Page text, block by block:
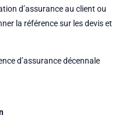
d’assurance au client ou
la référence sur les devis et
d’assurance décennale